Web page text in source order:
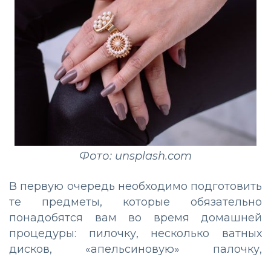
Фото: unsplash.com
В первую очередь необходимо подготовить
те предметы, которые обязательно
понадобятся вам во время домашней
процедуры: пилочку, несколько ватных
дисков, «апельсиновую» палочку,